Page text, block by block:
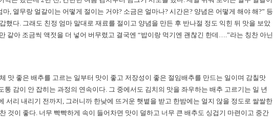
, 열무랑 얼갈이는 어떻게 절이는 거야? 소금은 얼마나? 시간은? 양념은 어떻게 해야 해?” 등
했다. 그래도 친정 엄마 말대로 재료를 절이고 양념을 만든 후 반나절 정도 익힌 뒤 맛을 보았
같아 조금씩 액젓을 더 넣어 버무렸고 결국엔 “밥이랑 먹기엔 괜찮긴 한데….”라는 칭찬 아닌
맛 좋은 배추를 고르는 일부터 맛이 좋고 저장성이 좋은 절임배추를 만드는 일이며 감칠맛
감이 안 잡히는 과정의 연속이다. 그 중에서도 김치의 맛을 좌우하는 배추 고르기는 일 년
서리 내리기 전까지, 그러니까 한낮에 뜨거운 햇볕을 받고 한밤에는 얼지 않을 정도로 쌀쌀한
것이 좋다. 너무 빡빡하게 속이 들어차면 맛이 덜하고 너무 큰 배추도 싱겁기 마련이고 중간